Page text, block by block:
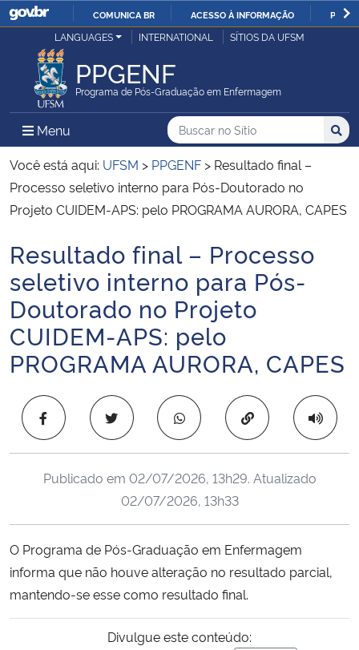
IR
COMUNICA BR ACESSO À INFORMAÇÃO
Ministério da Justiça e Segurança Pública
Ministério da Defesa
Ministério das Relações Exteriores
Ministério da Economia
Ministério da Infraestrutura
Ministério da Agricultura, Pecuária e Abastecimento
Ministério da Educação
Ministério da Cidadania
Ministério da Saúde
Ministério de Minas e Energia
Ministério da Ciência, Tecnologia, Inovações e Comunicações
Ministério do Meio Ambiente
Ministério do Turismo
LANGUAGES INTERNATIONAL SÍTIOS DA UFSM
PPGENF
Programa de Pós-Graduação em Enfermagem
Menu Menu Principal do Sítio
Busca
Buscar no no Sítio
Busca:
Você está aqui: UFSM > PPGENF > Resultado final –
Processo seletivo interno para Pós-Doutorado no
Projeto CUIDEM-APS: pelo PROGRAMA AURORA, CAPES
Início do conteúdo
Resultado final – Processo
seletivo interno para Pós-
Doutorado no Projeto
CUIDEM-APS: pelo
PROGRAMA AURORA, CAPES
Copiar para área
Publicado em 02/07/2026, 13h29. Atualizado
02/07/2026, 13h33
O Programa de Pós-Graduação em Enfermagem
informa que não houve alteração no resultado parcial,
mantendo-se esse como resultado final.
Divulgue este conteúdo: